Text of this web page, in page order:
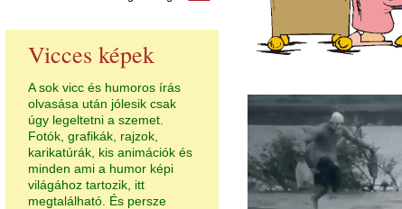
Vicces képek
A sok vicc és humoros írás
olvasása után jólesik csak
úgy legeltetni a szemet.
Fotók, grafikák, rajzok,
karikatúrák, kis animációk és
minden ami a humor képi
világához tartozik, itt
megtalálható. És persze